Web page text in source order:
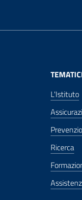
L'Istituto
Ricerca